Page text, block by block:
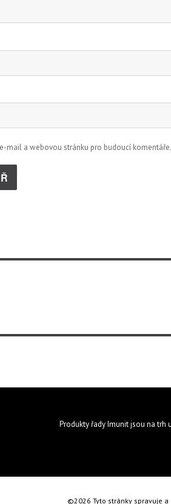
mail a webovou stránku pro budoucí komentáře.
Produkty řady Imunit jsou na trh
©2026 Tyto stránky spravuje